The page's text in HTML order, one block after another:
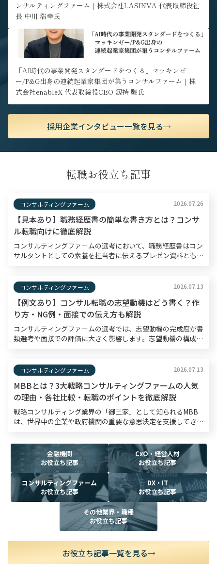
ンサルティングファーム｜株式会社LASINVA 代表取締役社
長 中川 浩幸氏
" alt="「AI時代の事業開発スタンダードをつくる」マッキンゼ
ー/P&G出身の連続起業家集団が集うコンサルファーム｜株式会社
enableX 代表取締役CEO 釼持 駿氏">
「AI時代の事業開発スタンダードをつくる」マッキンゼ
ー/P&G出身の連続起業家集団が集うコンサルファーム｜株
式会社enableX 代表取締役CEO 釼持 駿氏
採用企業インタビュー一覧を見る
転職お役立ち記事
コンサルティングファーム 2026.07.26
【見本あり】職務経歴書の簡単な書き方とは？コンサ
ル転職向けに徹底解説
コンサルティングファームの選考において、職務経歴書はコン
サルタントとしての素養を担当者に伝えるプレゼン資料とも言
コンサルティングファーム 2026.07.13
【例文あり】コンサル転職の志望動機はどう書く？作
り方・NG例・面接での伝え方も解説
コンサルティングファームの選考では、志望動機の完成度が書
類選考や面接での評価に大きく影響します。志望動機の構成・
コンサルティングファーム 2026.07.13
MBBとは？3大戦略コンサルティングファームの人気
の理由・各社比較・転職のポイントを徹底解説
戦略コンサルティング業界の「御三家」として知られるMBB
は、世界中の企業や政府機関の重要な意思決定を支援してき
[…]
金融機関
お役立ち記事
CxO・経営人材
お役立ち記事
コンサルティングファーム
お役立ち記事
DX・IT
お役立ち記事
その他業界・職種
お役立ち記事
お役立ち記事一覧を見る